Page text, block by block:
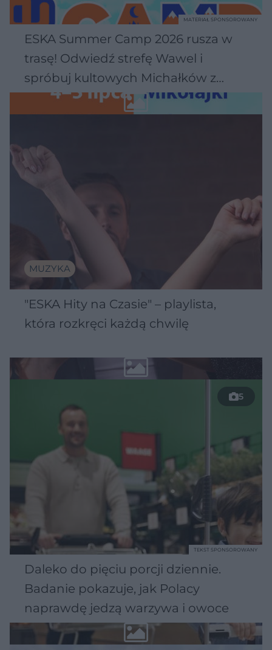
ESKA Summer Camp 2026 rusza w
trasę! Odwiedź strefę Wawel i
spróbuj kultowych Michałków z
Wawelu
MATERIAŁ SPONSOROWANY
MUZYKA
"ESKA Hity na Czasie" – playlista,
która rozkręci każdą chwilę
5
Daleko do pięciu porcji dziennie.
Badanie pokazuje, jak Polacy
naprawdę jedzą warzywa i owoce
TEKST SPONSOROWANY